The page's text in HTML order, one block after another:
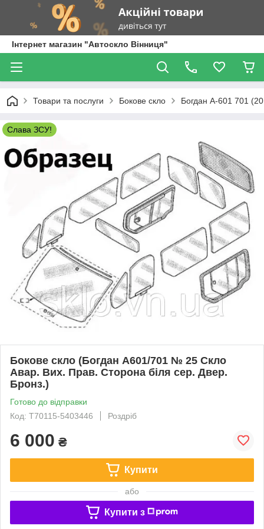
Інтернет магазин "Автоскло Вінниця"
Товари та послуги Бокове скло Богдан А-601 701
Слава ЗСУ!
Бокове скло (Богдан А601/701 № 25 Скло
Авар. Вих. Прав. Сторона біля сер. Двер.
Бронз.)
Готово до відправки
Код: Т70115-5403446
Роздріб
6 000 ₴
Купити
або
Купити з